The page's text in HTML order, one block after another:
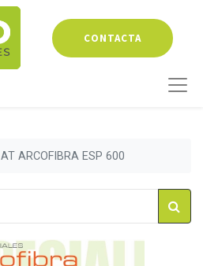
CONTACTA
AT ARCOFIBRA ESP 600